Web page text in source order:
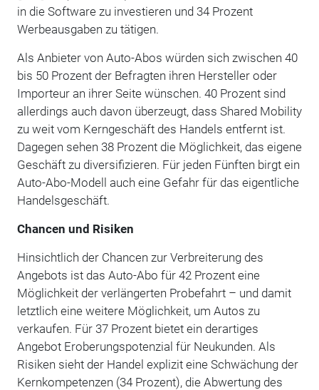
in die Software zu investieren und 34 Prozent
Werbeausgaben zu tätigen.
Als Anbieter von Auto-Abos würden sich zwischen 40
bis 50 Prozent der Befragten ihren Hersteller oder
Importeur an ihrer Seite wünschen. 40 Prozent sind
allerdings auch davon überzeugt, dass Shared Mobility
zu weit vom Kerngeschäft des Handels entfernt ist.
Dagegen sehen 38 Prozent die Möglichkeit, das eigene
Geschäft zu diversifizieren. Für jeden Fünften birgt ein
Auto-Abo-Modell auch eine Gefahr für das eigentliche
Handelsgeschäft.
Chancen und Risiken
Hinsichtlich der Chancen zur Verbreiterung des
Angebots ist das Auto-Abo für 42 Prozent eine
Möglichkeit der verlängerten Probefahrt – und damit
letztlich eine weitere Möglichkeit, um Autos zu
verkaufen. Für 37 Prozent bietet ein derartiges
Angebot Eroberungspotenzial für Neukunden. Als
Risiken sieht der Handel explizit eine Schwächung der
Kernkompetenzen (34 Prozent), die Abwertung des